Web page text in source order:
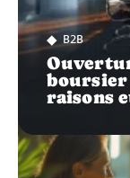
B2B
boursier
raisons